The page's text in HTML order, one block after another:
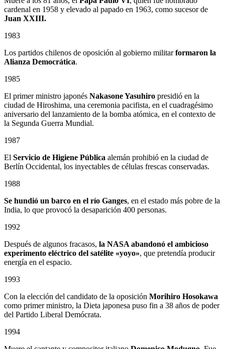
cardenal en 1958 y elevado al papado en 1963, como sucesor de
Juan XXIII.
1983
Los partidos chilenos de oposición al gobierno militarformaron la
Alianza Democrática.
1985
El primer ministro japonés Nakasone Yasuhiro presidió en la
ciudad de Hiroshima, una ceremonia pacifista, en el cuadragésimo
aniversario del lanzamiento de la bomba atómica, en el contexto de
la Segunda Guerra Mundial.
1987
El Servicio de Higiene Pública alemán prohibió en la ciudad de
Berlín Occidental, los inyectables de células frescas conservadas.
1988
Se hundió un barco en el río Ganges, en el estado más pobre de la
India, lo que provocó la desaparición 400 personas.
1992
Después de algunos fracasos, la NASA abandonó el ambicioso
experimento eléctrico del satélite «yoyo», que pretendía producir
energía en el espacio.
1993
Con la elección del candidato de la oposición Morihiro Hosokawa
como primer ministro, la Dieta japonesa puso fin a 38 años de poder
del Partido Liberal Demócrata.
1994